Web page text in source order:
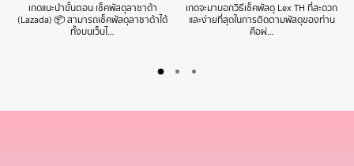
เกดแนะนำขั้นตอน เช็คพัสดุลาซาด้า
(Lazada) 📦 สามารถเช็คพัสดุลาซาด้าได้
ทั้งบนเว็บไ…
เกดจะมาบอกวิธีเช็คพัสดุ Lex TH ที่สะดวก
และง่ายที่สุดในการติดตามพัสดุของท่าน
คือผ่…